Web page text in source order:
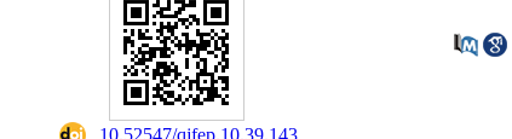
‎ 10.52547/qjfep.10.39.143